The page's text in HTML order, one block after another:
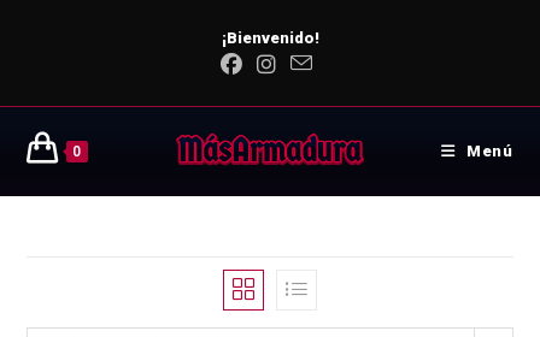
¡Bienvenido!
0 Menú